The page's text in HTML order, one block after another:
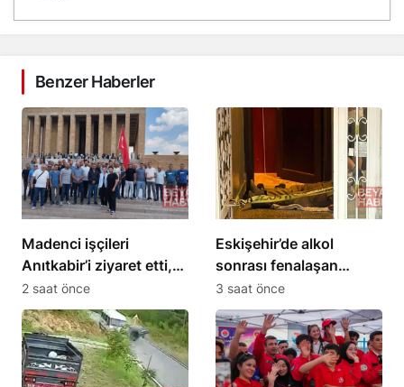
Benzer Haberler
Madenci işçileri
Anıtkabir’i ziyaret etti,
eylem 14. gününde
2 saat önce
Eskişehir’de alkol
sonrası fenalaşan
Niyazi Akkurt hayatını
kaybetti
3 saat önce